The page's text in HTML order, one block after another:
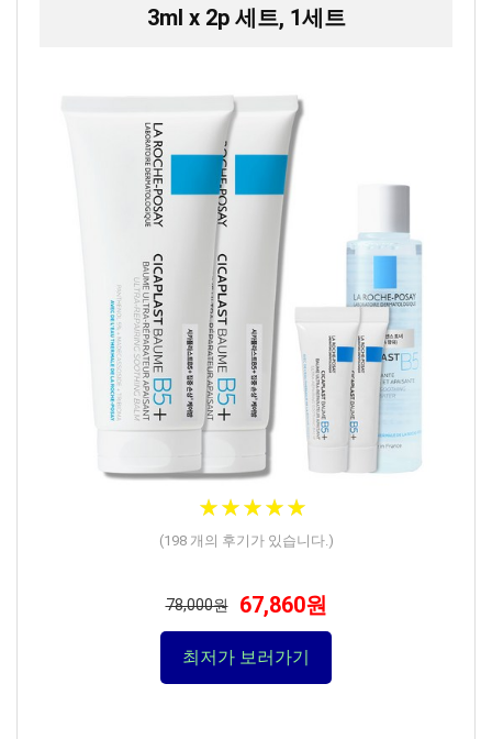
3ml x 2p 세트, 1세트
★★★★★
★★★★★
(198개의 후기가 있습니다.)
78,000원 67,860원
최저가 보러가기